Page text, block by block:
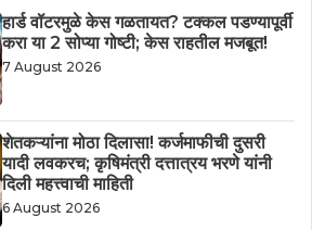
हार्ड वॉटरमुळे केस गळतायत? टक्कल पडण्यापूर्वी
करा या 2 सोप्या गोष्टी; केस राहतील मजबूत!
7 August 2026
शेतकऱ्यांना मोठा दिलासा! कर्जमाफीची दुसरी
यादी लवकरच; कृषिमंत्री दत्तात्रय भरणे यांनी
दिली महत्त्वाची माहिती
6 August 2026